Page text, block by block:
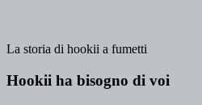
La storia di hookii a fumetti
Hookii ha bisogno di voi